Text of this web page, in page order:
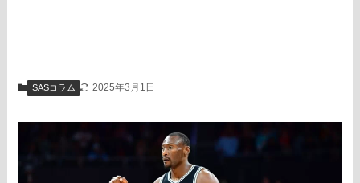
SASコラム 2025年3月1日